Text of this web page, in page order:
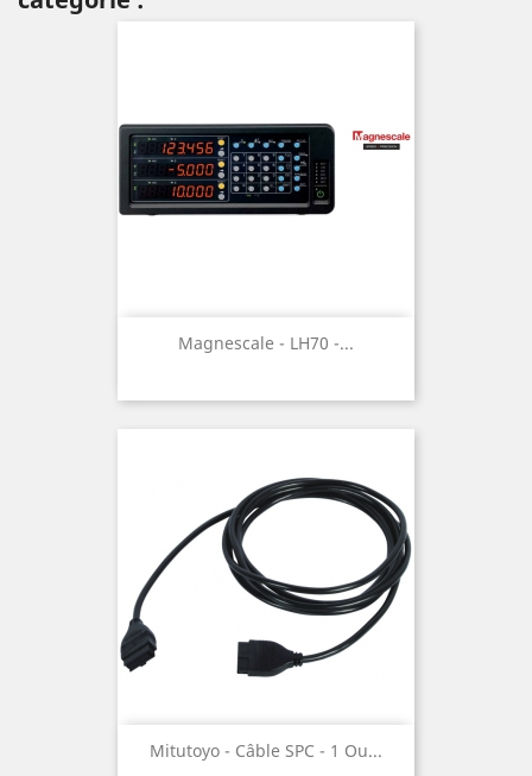
Magnescale - LH70 -...
Mitutoyo - Câble SPC - 1 Ou...